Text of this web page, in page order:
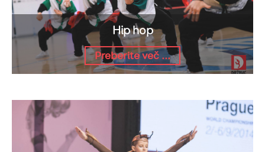
Hip hop
Preberite več ...